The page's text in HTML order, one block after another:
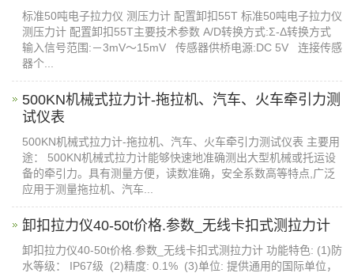
标准50吨电子拉力仪 测压力计 配置卸扣55T 标准50吨电子拉力仪
测压力计 配置卸扣55T主要技术参数 A/D转换方式:Σ-Δ转换方式
输入信号范围:－3mV～15mV 传感器供桥电源:DC 5V 连接传感
器个...
500KN机械式拉力计-拖拉机、汽车、火车牵引力测
试仪表
500KN机械式拉力计-拖拉机、汽车、火车牵引力测试仪表 主要用
途： 500KN机械式拉力计能够快速地准确测出大型机械或托运设
备的牵引力。具有测量方便，读数准确，安全系数高等特点,广泛
应用于测量拖拉机、汽车...
卸扣拉力仪40-50t价格.参数_无线卡扣式测拉力计
卸扣拉力仪40-50t价格.参数_无线卡扣式测拉力计 功能特色: (1)防
水等级： IP67级 (2)精度: 0.1% (3)单位: 提供通用的国际单位，